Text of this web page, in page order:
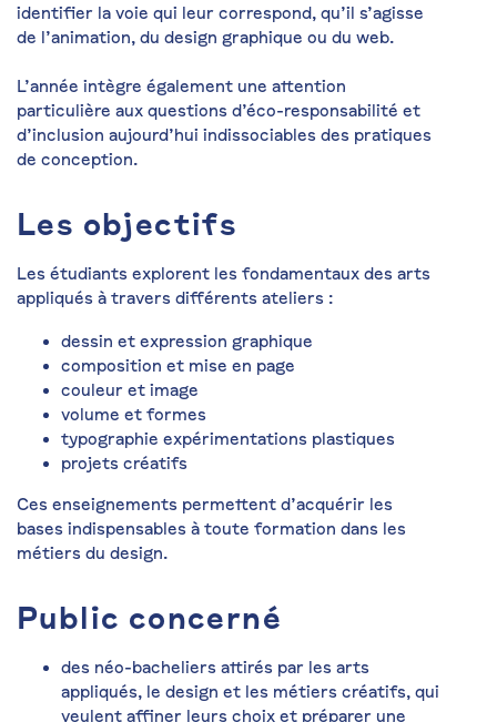
identifier la voie qui leur correspond, qu’il s’agisse
de l’animation, du design graphique ou du web.
L’année intègre également une attention
particulière aux questions d’éco-responsabilité et
d’inclusion aujourd’hui indissociables des pratiques
de conception.
Les objectifs
Les étudiants explorent les fondamentaux des arts
appliqués à travers différents ateliers :
dessin et expression graphique
composition et mise en page
couleur et image
volume et formes
typographie expérimentations plastiques
projets créatifs
Ces enseignements permettent d’acquérir les
bases indispensables à toute formation dans les
métiers du design.
Public concerné
des néo-bacheliers attirés par les arts
appliqués, le design et les métiers créatifs, qui
veulent affiner leurs choix et préparer une